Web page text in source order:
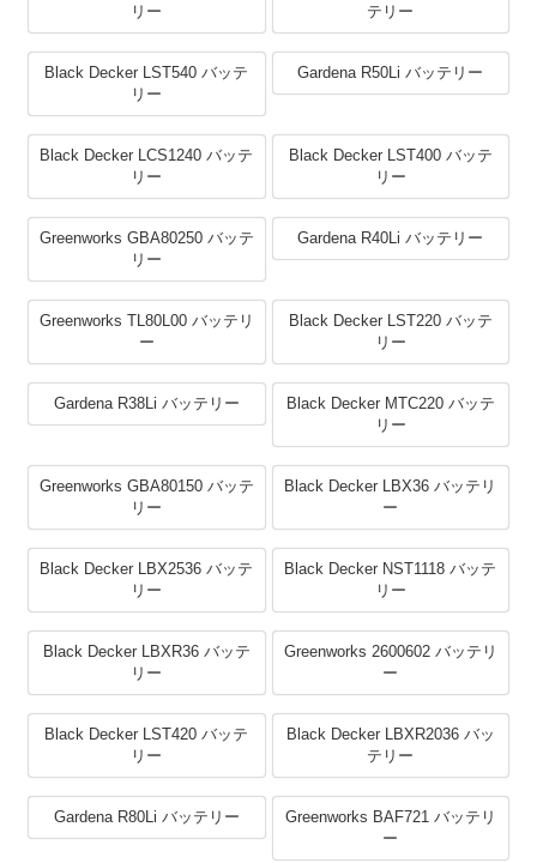
リー
テリー
Black Decker LST540 バッテ
リー
Gardena R50Li バッテリー
Black Decker LCS1240 バッテ
リー
Black Decker LST400 バッテ
リー
Greenworks GBA80250 バッテ
リー
Gardena R40Li バッテリー
Greenworks TL80L00 バッテリ
ー
Black Decker LST220 バッテ
リー
Gardena R38Li バッテリー
Black Decker MTC220 バッテ
リー
Greenworks GBA80150 バッテ
リー
Black Decker LBX36 バッテリ
ー
Black Decker LBX2536 バッテ
リー
Black Decker NST1118 バッテ
リー
Black Decker LBXR36 バッテ
リー
Greenworks 2600602 バッテリ
ー
Black Decker LST420 バッテ
リー
Black Decker LBXR2036 バッ
テリー
Gardena R80Li バッテリー
Greenworks BAF721 バッテリ
ー